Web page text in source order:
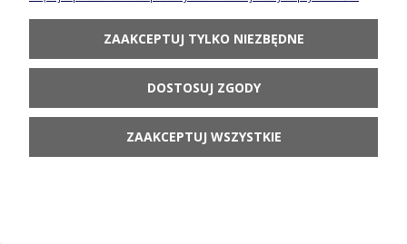
Filiżanka i spodek espresso V 0,09 L Ceramika
Artystyczna Bolesławiec F66 dek2414X
ZAAKCEPTUJ TYLKO NIEZBĘDNE
DOSTOSUJ ZGODY
ZAAKCEPTUJ WSZYSTKIE